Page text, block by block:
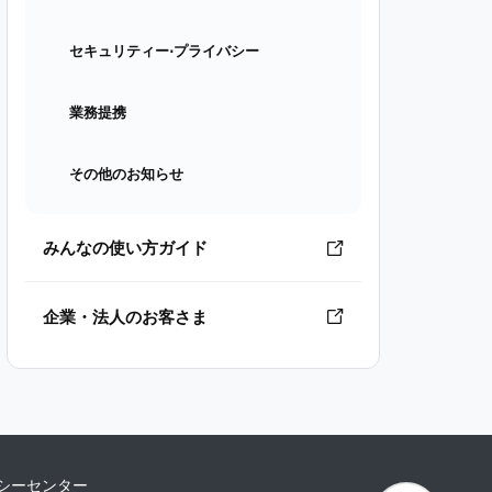
セキュリティー⋅プライバシー
業務提携
その他のお知らせ
みんなの使い方ガイド
企業・法人のお客さま
ーセンター